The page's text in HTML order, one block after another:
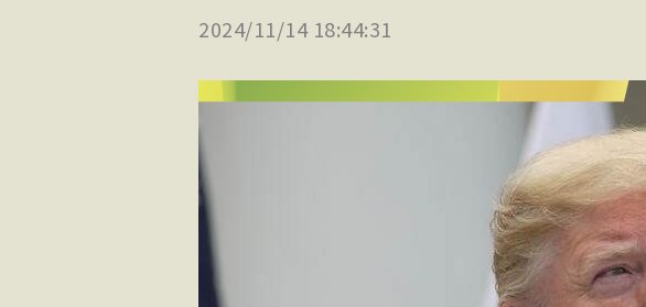
2024/11/14 18:44:31